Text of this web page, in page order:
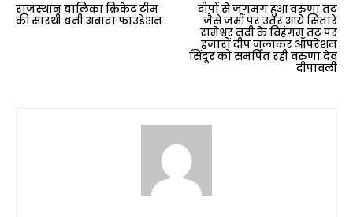
राजस्थान बालिका क्रिकेट टीम
की सारथी बनी अवादा फ़ाउंडेशन
दीपों से जगमग हुआ वरुणा तट
जैसे जमीं पर उतर आये सितारे
रामेश्वर नदी के विहंगम तट पर
हजारों दीप जलाकर ऑपरेशन
सिंदूर को समर्पित रही वरुणा देव
दीपावली